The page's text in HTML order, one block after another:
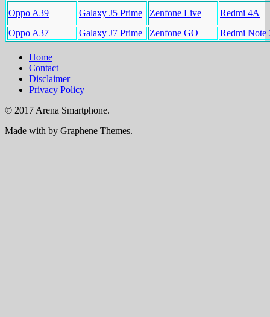
Oppo A39 Galaxy J5 Prime Zenfone Live
Redmi 4A
Oppo A37
Galaxy J7 Prime Zenfone GO Redmi Note
Home
Contact
Disclaimer
Privacy Policy
© 2017 Arena Smartphone.
Made with by Graphene Themes.